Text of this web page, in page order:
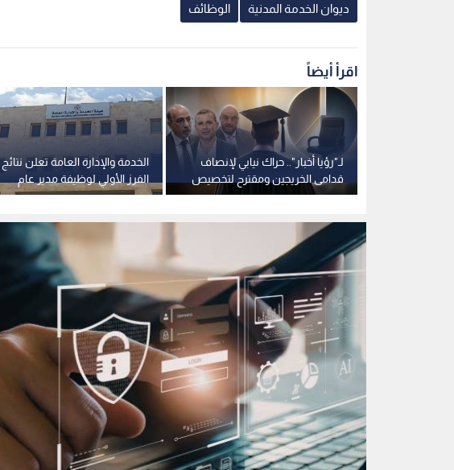
ديوان الخدمة المدنية الوظائف
اقرأ أيضاً
الخدمة والإدارة العامة تعلن نتائج
الفرز الأولي لوظيفة مدير عام
الخط الحديدي الحجازي الأردني
لـ"رؤيا أخبار".. حراك نيابي لإنصاف
قدامى الخريجين ومقترح لتخصيص
نصف التعيينات لهم